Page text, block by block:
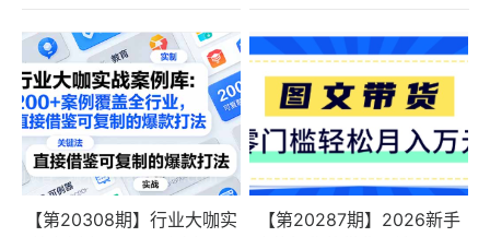
【第20308期】行业大咖实
【第20287期】2026新手